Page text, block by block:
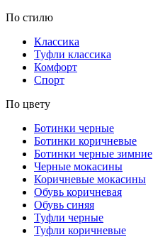
По стилю
Классика
Туфли классика
Комфорт
Спорт
По цвету
Ботинки черные
Ботинки коричневые
Ботинки черные зимние
Черные мокасины
Коричневые мокасины
Обувь коричневая
Обувь синяя
Туфли черные
Туфли коричневые